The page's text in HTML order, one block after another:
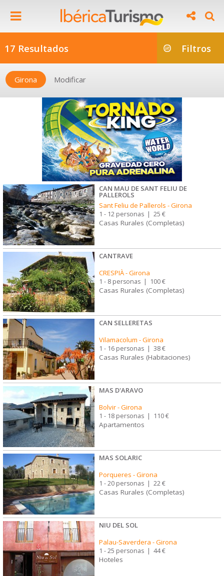
17 Resultados Filtros
Girona Modificar
CAN MAU DE SANT FELIU DE
PALLEROLS
Sant Feliu de Pallerols -Girona
1 - 12 personas | 25 €
Casas Rurales (Completas)
CANTRAVE
CRESPIÀ-Girona
1 - 8 personas | 100 €
Casas Rurales (Completas)
CAN SELLERETAS
Vilamacolum -Girona
1 - 16 personas 38 €
Casas Rurales (Habitaciones)
MAS D'ARAVO
Bolvir-Girona
1 - 18 personas | 110 €
Apartamentos
MAS SOLARIC
Porqueres -Girona
1 - 20 personas | 22 €
Casas Rurales (Completas)
NIU DEL SOL
Palau-Saverdera -Girona
1 - 25 personas | 44 €
Hoteles